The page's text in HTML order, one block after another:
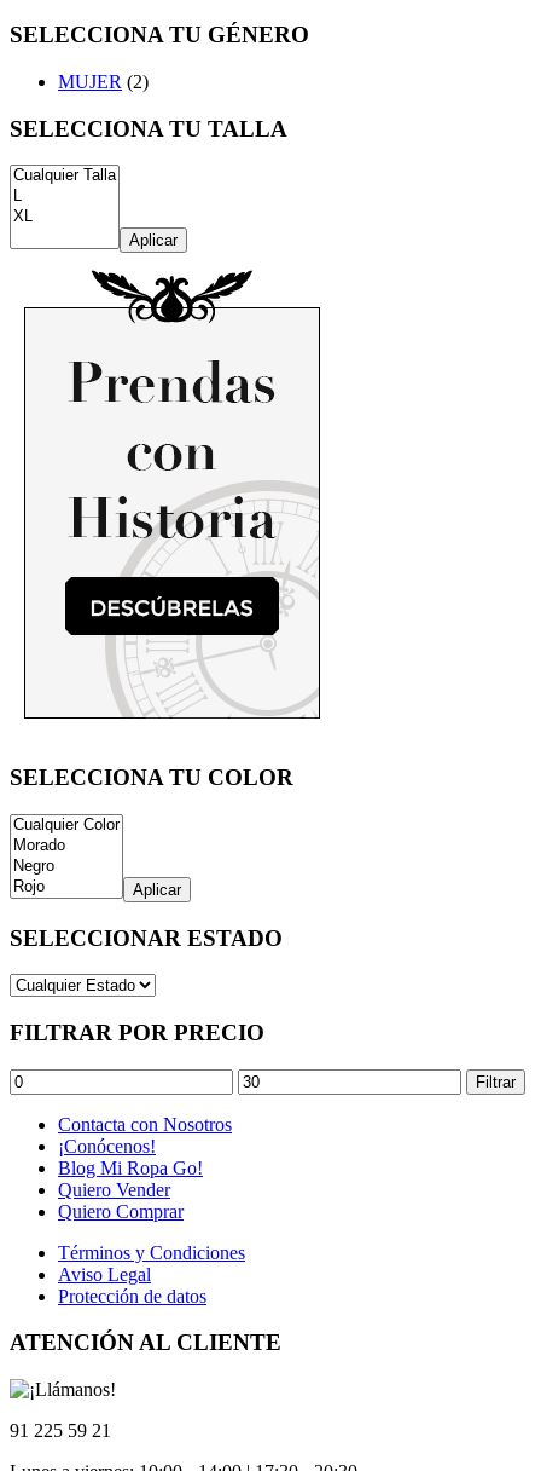
SELECCIONA TU GÉNERO
MUJER (2)
SELECCIONA TU TALLA
Aplicar
SELECCIONA TU COLOR
Aplicar
SELECCIONAR ESTADO
FILTRAR POR PRECIO
Precio
mínimo
Precio
máximo
Filtrar
Contacta con Nosotros
¡Conócenos!
Blog Mi Ropa Go!
Quiero Vender
Quiero Comprar
Términos y Condiciones
Aviso Legal
Protección de datos
ATENCIÓN AL CLIENTE
91 225 59 21